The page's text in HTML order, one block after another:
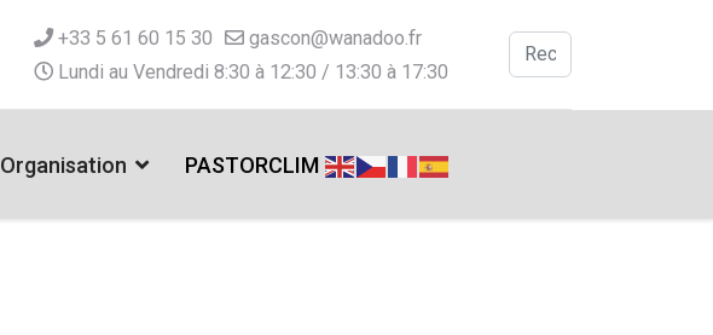
+33 5 61 60 15 30
gascon@wanadoo.fr
Lundi au Vendredi 8:30 à 12:30 / 13:30 à 17:30
Valider
Organisation PASTORCLIM